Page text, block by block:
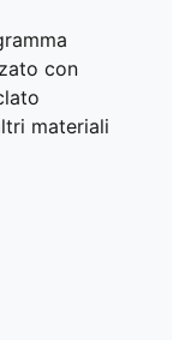
con
materiali